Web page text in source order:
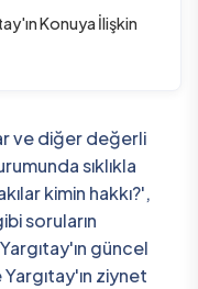
Konuya İlişkin
ve diğer değerli
sıklıkla
kimin hakkı?',
soruların
güncel
ziynet